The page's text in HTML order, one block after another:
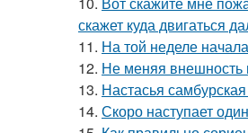
скажет куда двигаться
11. На той неделе
12. Не меняя внешность
13. Настасья
14. Скоро наступает